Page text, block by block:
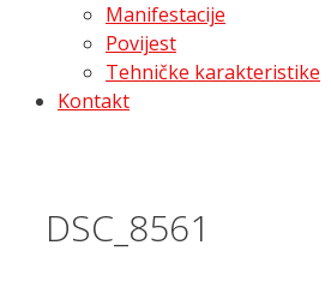
Manifestacije
Povijest
Tehničke karakteristike
Kontakt
DSC_8561